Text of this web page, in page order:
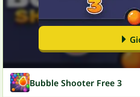
Bubble Shooter Free 3